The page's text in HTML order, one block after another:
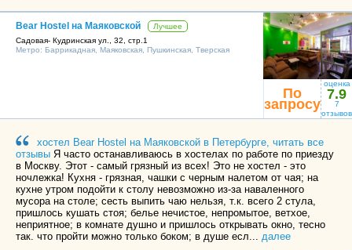
Bear Hostel на Маяковской
Лучшее
Садовая- Кудринская ул., 32, стр.1
Метро: Баррикадная Маяковская Пушкинская Тверская
По
запросу
оценка
7.9
7
отзывов
хостел Bear Hostel на Маяковской в Петербурге, читать все
отзывы Я часто останавливаюсь в хостелах по работе по приезду
в Москву. Этот - самый грязный из всех! Это не хостел - это
ночлежка! Кухня - грязная, чашки с черным налетом от чая; на
кухне утром подойти к столу невозможно из-за наваленного
мусора на столе; сесть выпить чаю нельзя, т.к. всего 2 стула,
пришлось кушать стоя; белье нечистое, непромытое, ветхое,
неприятное; в комнате душно и пришлось открывать окно, тесно
так. что пройти можно только боком; в душе есл... далее